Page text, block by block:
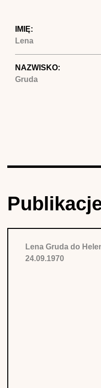
IMIĘ:
Lena
NAZWISKO:
Gruda
Lena Gruda do
24.09.1970